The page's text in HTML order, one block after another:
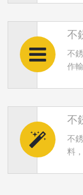
不
不
作
不
不
料